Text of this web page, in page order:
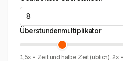
Überstundenmultiplikator
1,5x = Zeit und halbe Zeit (üblich). 2x